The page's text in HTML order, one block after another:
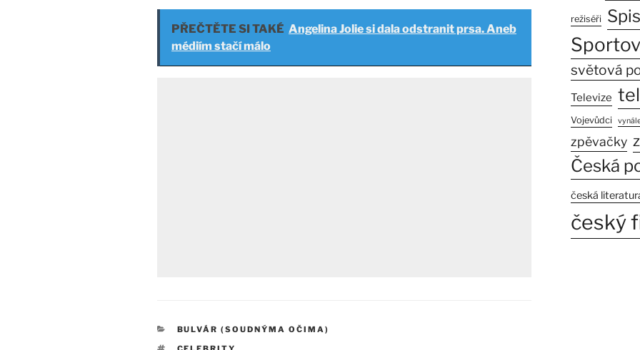
PŘEČTĚTE SI TAKÉ Angelina Jolie si dala odstranit prsa. Aneb
médiím stačí málo
RUBRIKY
BULVÁR (SOUDNÝMA OČIMA)
režiséři
světová
Televize
Vojevůdci
zpěvačky
Česká
česká
český